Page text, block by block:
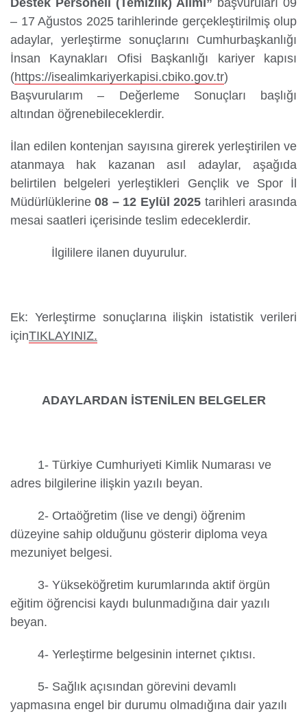
Destek Personeli (Temizlik) Alımı” başvuruları 09
– 17 Ağustos 2025 tarihlerinde gerçekleştirilmiş olup
adaylar, yerleştirme sonuçlarını Cumhurbaşkanlığı
İnsan Kaynakları Ofisi Başkanlığı kariyer kapısı
(https://isealimkariyerkapisi.cbiko.gov.tr)
Başvurularım – Değerleme Sonuçları başlığı
altından öğrenebileceklerdir.
İlan edilen kontenjan sayısına girerek yerleştirilen ve
atanmaya hak kazanan asıl adaylar, aşağıda
belirtilen belgeleri yerleştikleri Gençlik ve Spor İl
Müdürlüklerine08 – 12 Eylül 2025 tarihleri arasında
mesai saatleri içerisinde teslim edeceklerdir.
İlgililere ilanen duyurulur.
Ek: Yerleştirme sonuçlarına ilişkin istatistik verileri
içinTIKLAYINIZ.
ADAYLARDAN İSTENİLEN BELGELER
1- Türkiye Cumhuriyeti Kimlik Numarası ve
adres bilgilerine ilişkin yazılı beyan.
2- Ortaöğretim (lise ve dengi) öğrenim
düzeyine sahip olduğunu gösterir diploma veya
mezuniyet belgesi.
3- Yükseköğretim kurumlarında aktif örgün
eğitim öğrencisi kaydı bulunmadığına dair yazılı
beyan.
4- Yerleştirme belgesinin internet çıktısı.
5- Sağlık açısından görevini devamlı
yapmasına engel bir durumu olmadığına dair yazılı